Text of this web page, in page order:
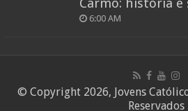
Carmo: história e
6:00 AM
© Copyright 2026, Jovens
Reservados